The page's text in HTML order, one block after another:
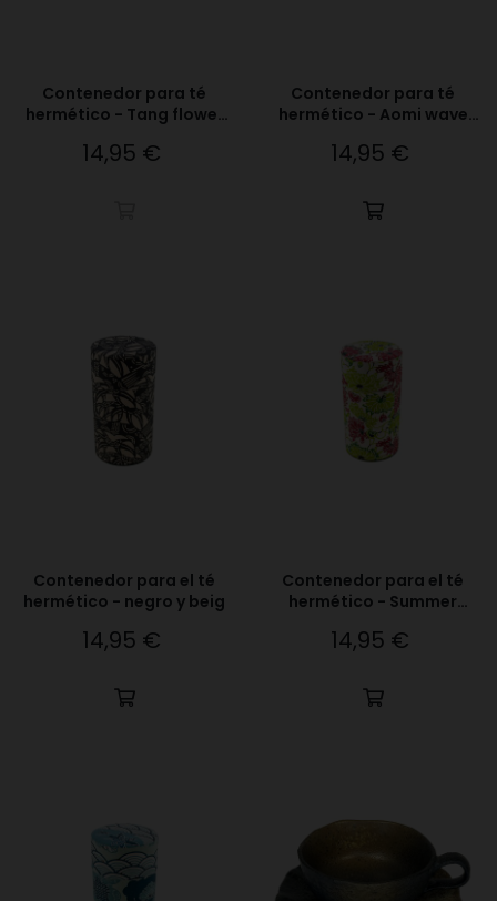
Contenedor para té
hermético - Tang flower
Precio
14,95 €
Contenedor para té
hermético - Aomi wave
Precio
14,95 €
Contenedor para el té
hermético - negro y beig
Precio
14,95 €
Contenedor para el té
hermético - Summer
Precio
14,95 €